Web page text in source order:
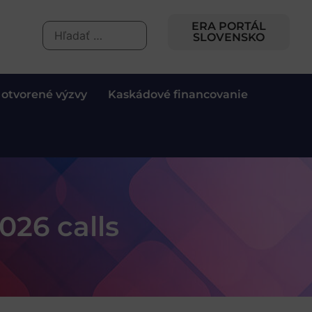
ERA PORTÁL
SLOVENSKO
výzvy Kaskádové financovanie
calls